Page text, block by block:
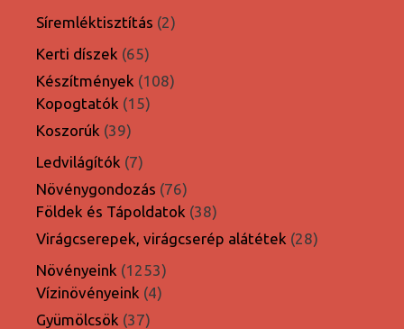
Síremléktisztítás 22
Kerti díszek 6565
termék
Készítmények 108108
Kopogtatók 1515
Koszorúk 3939
termék
Ledvilágítók 77
termék
Növénygondozás 7676
termék
Földek és Tápoldatok 3838
termék
Virágcserepek, virágcserép alátétek 2828
Növényeink 12531253
termék
Vízinövényeink 44
Gyümölcsök 3737